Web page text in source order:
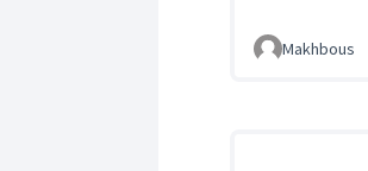
Makhbous